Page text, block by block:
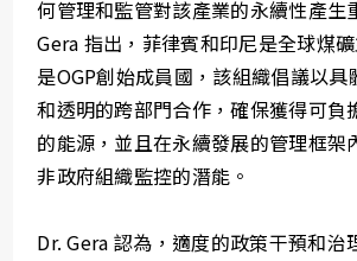
何管理和監管對該產業的永續性產生
Gera 指出，菲律賓和印尼是全球煤
是OGP創始成員國，該組織倡議以具
和透明的跨部門合作，確保獲得可負
的能源，並且在永續發展的管理框架
非政府組織監控的潛能。
Dr. Gera 認為，適度的政策干預和治